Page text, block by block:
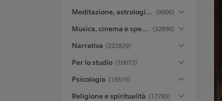
Meditazione, astrologia ed esoterismo (9006)
Musica, cinema e spettacolo (32890)
Narrativa (222829)
Per lo studio (10073)
Psicologia (15615)
Religione e spiritualità (17783)